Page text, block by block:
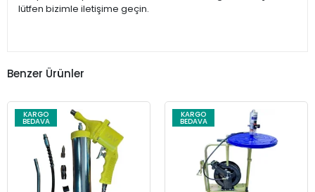
lütfen bizimle iletişime geçin.
Benzer Ürünler
KARGO
BEDAVA
KARGO
BEDAVA